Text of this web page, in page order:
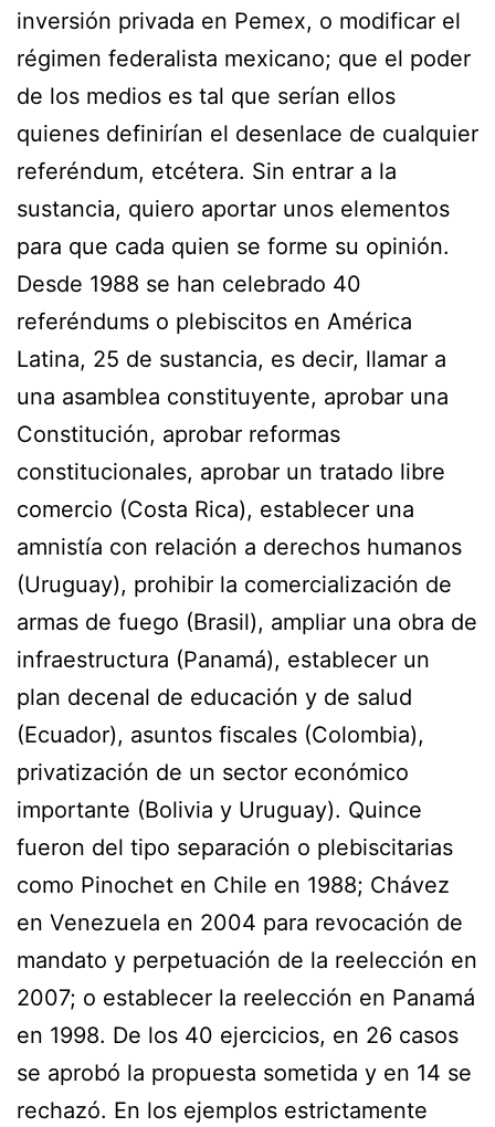
inversión privada en Pemex, o modificar el
régimen federalista mexicano; que el poder
de los medios es tal que serían ellos
quienes definirían el desenlace de cualquier
referéndum, etcétera. Sin entrar a la
sustancia, quiero aportar unos elementos
para que cada quien se forme su opinión.
Desde 1988 se han celebrado 40
referéndums o plebiscitos en América
Latina, 25 de sustancia, es decir, llamar a
una asamblea constituyente, aprobar una
Constitución, aprobar reformas
constitucionales, aprobar un tratado libre
comercio (Costa Rica), establecer una
amnistía con relación a derechos humanos
(Uruguay), prohibir la comercialización de
armas de fuego (Brasil), ampliar una obra de
infraestructura (Panamá), establecer un
plan decenal de educación y de salud
(Ecuador), asuntos fiscales (Colombia),
privatización de un sector económico
importante (Bolivia y Uruguay). Quince
fueron del tipo separación o plebiscitarias
como Pinochet en Chile en 1988; Chávez
en Venezuela en 2004 para revocación de
mandato y perpetuación de la reelección en
2007; o establecer la reelección en Panamá
en 1998. De los 40 ejercicios, en 26 casos
se aprobó la propuesta sometida y en 14 se
rechazó. En los ejemplos estrictamente